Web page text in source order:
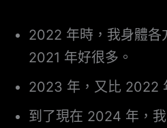
2022 年時，我身體各
2021 年好很多。
2023 年，又比 2022
到了現在 2024 年，